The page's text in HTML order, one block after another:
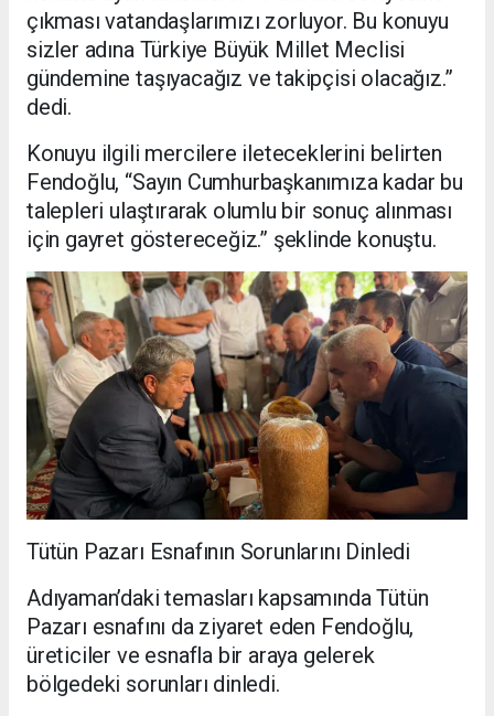
çıkması vatandaşlarımızı zorluyor. Bu konuyu
sizler adına Türkiye Büyük Millet Meclisi
gündemine taşıyacağız ve takipçisi olacağız.”
dedi.
Konuyu ilgili mercilere ileteceklerini belirten
Fendoğlu, “Sayın Cumhurbaşkanımıza kadar bu
talepleri ulaştırarak olumlu bir sonuç alınması
için gayret göstereceğiz.” şeklinde konuştu.
Tütün Pazarı Esnafının Sorunlarını Dinledi
Adıyaman’daki temasları kapsamında Tütün
Pazarı esnafını da ziyaret eden Fendoğlu,
üreticiler ve esnafla bir araya gelerek
bölgedeki sorunları dinledi.